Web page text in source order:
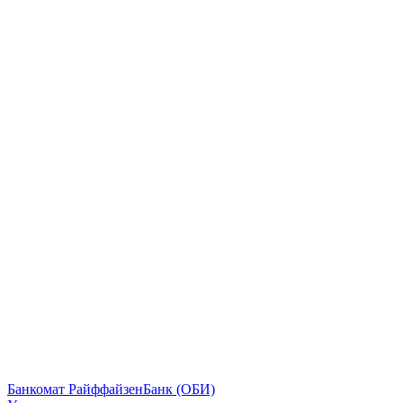
Банкомат РайффайзенБанк (ОБИ)